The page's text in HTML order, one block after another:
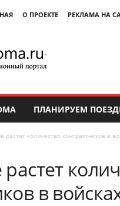
О ПРОЕКТЕ РЕКЛАМА НА
ПЛАНИРУЕМ
растет количество контрактников в
в